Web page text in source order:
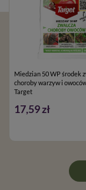
Miedzian 50 WP środek
choroby warzyw i
Target
17,59 zł